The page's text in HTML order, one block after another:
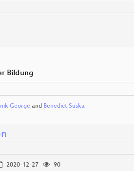
Bildung
Georgeand Benedict Suska
2020-12-27
90